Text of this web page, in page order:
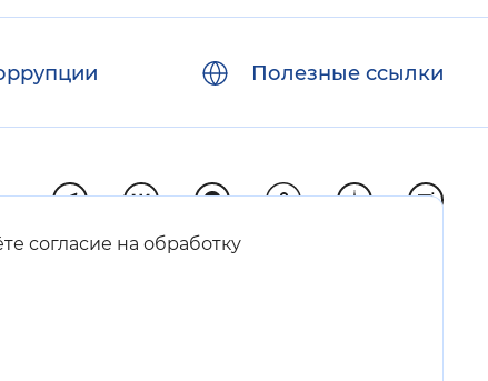
согласие на обработку
Полезные ссылки